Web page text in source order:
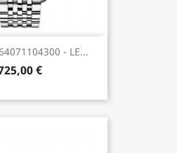
- LE...
€